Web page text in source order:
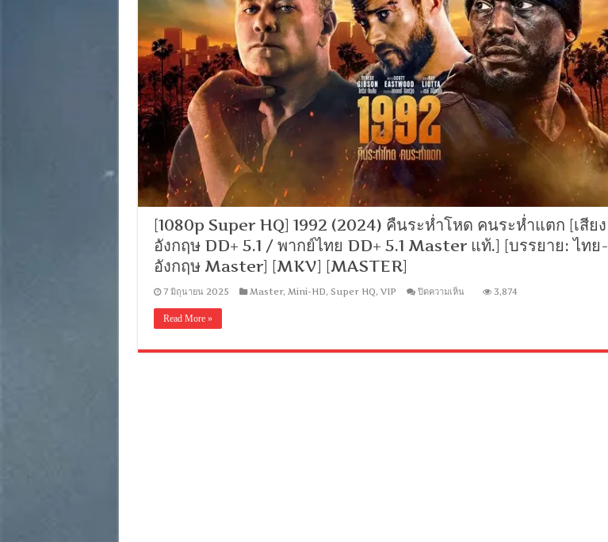
[1080p Super HQ] 1992 (2024) คืนระห่ำโหด คนระห่ำแตก [เสียง
อังกฤษ DD+ 5.1 / พากย์ไทย DD+ 5.1 Master แท้.] [บรรยาย: ไทย-
อังกฤษ Master] [MKV] [MASTER]
7 มิถุนายน 2025 Master, Mini-HD, Super HQ, VIP ปิดความเห็นบน
(2024)
3,874
Read More »